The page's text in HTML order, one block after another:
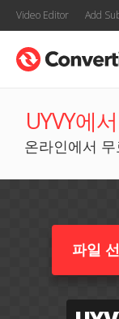
Video Editor Add
UYVY에
온라인에서
파일